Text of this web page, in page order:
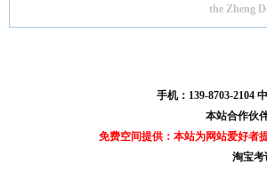
the Zheng
手机：139-8703-2104
本站合作伙
免费空间提供：本站为网站爱好者
淘宝考